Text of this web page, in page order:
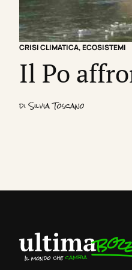
CRISI CLIMATICA,ECOSISTEMI
Il Po
diSilvia Toscano